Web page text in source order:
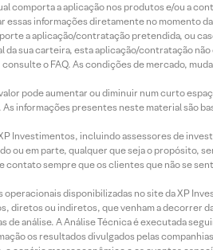
a aplicação nos produtos e/ou a
informações diretamente no momento
a aplicação/contratação pretendida, ou
sua carteira, esta aplicação/contratação
o FAQ. As condições de mercado,
pode aumentar ou diminuir num curto
informações presentes neste material são
Investimentos, incluindo assessores de
ou em parte, qualquer que seja o propósito,
sempre que os clientes que não se
disponibilizadas no site da XP
diretos ou indiretos, que venham a decorrer
de análise. A Análise Técnica é executada
os resultados divulgados pelas